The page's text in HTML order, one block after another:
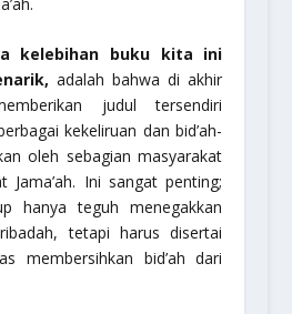
kelebihan buku kita ini
adalah bahwa di akhir
judul tersendiri
kekeliruan dan bid’ah-
oleh sebagian masyarakat
Jama’ah. Ini sangat penting;
hanya teguh menegakkan
tetapi harus disertai
membersihkan bid’ah dari